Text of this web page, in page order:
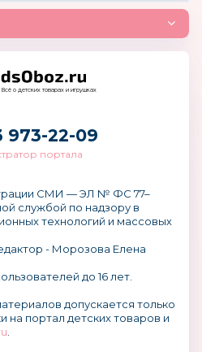
Всё о детских товарах и игрушках
973-22-09
портала
СМИ — ЭЛ № ФС 77–
службой по надзору в
технологий и массовых
- Морозова Елена
до 16 лет.
допускается только
на портал детских товаров и